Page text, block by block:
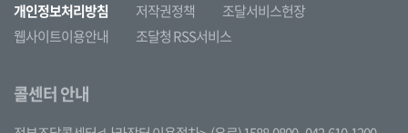
개인정보처리방침 저작권정책
조달서비스헌장
웹사이트이용안내
조달청 RSS서비스
콜센터 안내